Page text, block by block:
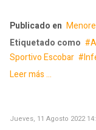
Publicado en
Etiquetado como
Sportivo Escobar
Leer más ...
Jueves, 11 Agosto 2022